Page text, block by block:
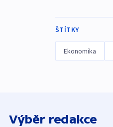
ŠTÍTKY
Ekonomika
Výběr redakce